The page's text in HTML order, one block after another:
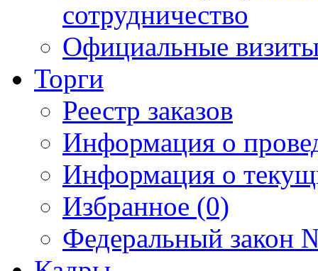
сотрудничество
Официальные
Торги
Реестр заказов
Информация о
Информация о
Избранное (0)
Федеральный закон